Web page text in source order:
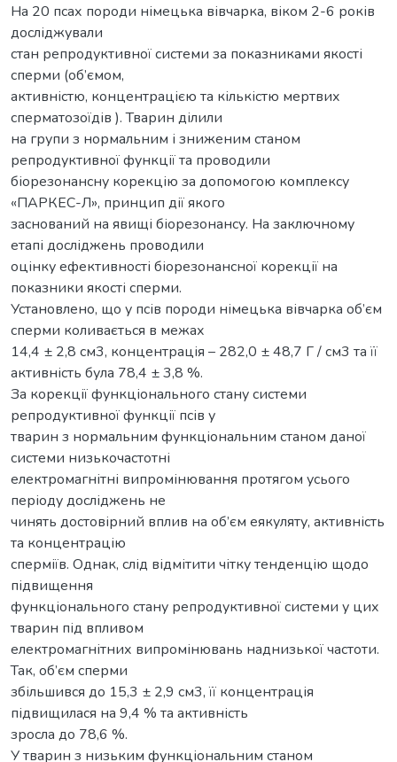
На 20 псах породи німецька вівчарка, віком 2-6 років
досліджували
стан репродуктивної системи за показниками якості
сперми (об’ємом,
активністю, концентрацією та кількістю мертвих
сперматозоїдів ). Тварин ділили
на групи з нормальним і зниженим станом
репродуктивної функції та проводили
біорезонансну корекцію за допомогою комплексу
«ПАРКЕС-Л», принцип дії якого
заснований на явищі біорезонансу. На заключному
етапі досліджень проводили
оцінку ефективності біорезонансної корекції на
показники якості сперми.
Установлено, що у псів породи німецька вівчарка об’єм
сперми коливається в межах
14,4 ± 2,8 см3, концентрація – 282,0 ± 48,7 Г / см3 та її
активність була 78,4 ± 3,8 %.
За корекції функціонального стану системи
репродуктивної функції псів у
тварин з нормальним функціональним станом даної
системи низькочастотні
електромагнітні випромінювання протягом усього
періоду досліджень не
чинять достовірний вплив на об’єм еякуляту, активність
та концентрацію
сперміїв. Однак, слід відмітити чітку тенденцію щодо
підвищення
функціонального стану репродуктивної системи у цих
тварин під впливом
електромагнітних випромінювань наднизької частоти.
Так, об’єм сперми
збільшився до 15,3 ± 2,9 см3, її концентрація
підвищилася на 9,4 % та активність
зросла до 78,6 %.
У тварин з низьким функціональним станом